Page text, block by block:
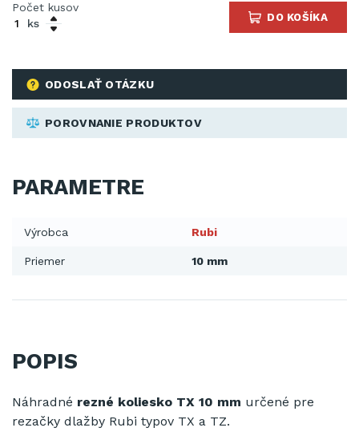
ODOSLAŤ OTÁZKU
POROVNANIE PRODUKTOV
Počet kusov
ks
DO KOŠÍKA
PARAMETRE
Výrobca Rubi
Priemer 10 mm
POPIS
Náhradné rezné koliesko TX 10 mm určené pre
rezačky dlažby Rubi typov TX a TZ.